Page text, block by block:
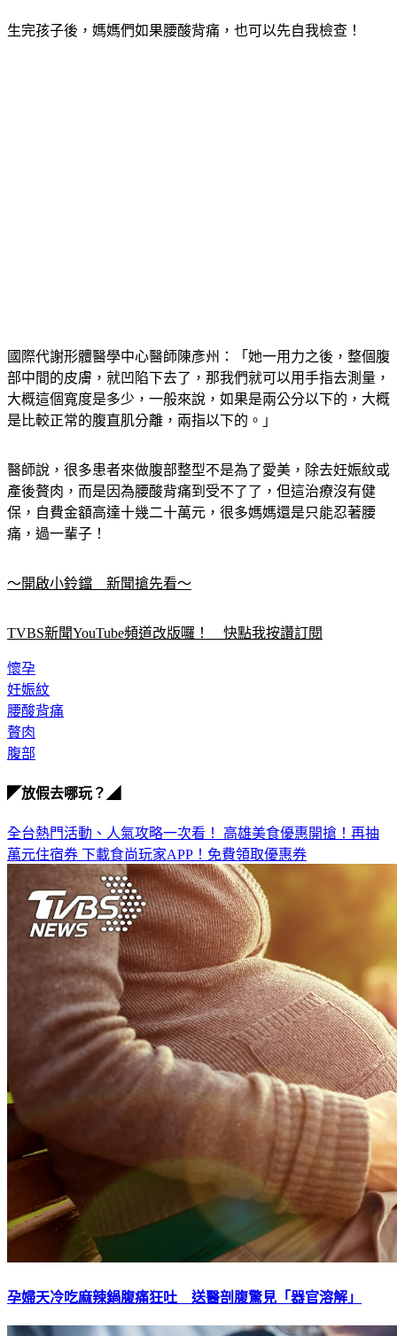
生完孩子後，媽媽們如果腰酸背痛，也可以先自我檢查！
國際代謝形體醫學中心醫師陳彥州：「她一用力之後，整個腹
部中間的皮膚，就凹陷下去了，那我們就可以用手指去測量，
大概這個寬度是多少，一般來說，如果是兩公分以下的，大概
是比較正常的腹直肌分離，兩指以下的。」
醫師說，很多患者來做腹部整型不是為了愛美，除去妊娠紋或
產後贅肉，而是因為腰酸背痛到受不了了，但這治療沒有健
保，自費金額高達十幾二十萬元，很多媽媽還是只能忍著腰
痛，過一輩子！
～開啟小鈴鐺　新聞搶先看～
TVBS新聞YouTube頻道改版囉！　快點我按讚訂閱
懷孕
妊娠紋
腰酸背痛
贅肉
腹部
◤放假去哪玩？◢
全台熱門活動、人氣攻略一次看！ 高雄美食優惠開搶！再抽
萬元住宿券 下載食尚玩家APP！免費領取優惠券
孕婦天冷吃麻辣鍋腹痛狂吐 送醫剖腹驚見「器官溶解」